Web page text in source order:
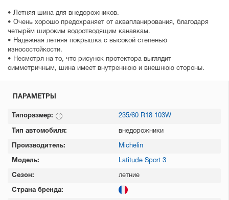
• Летняя шина для внедорожников.
• Очень хорошо предохраняет от аквапланирования, благодаря
четырём широким водоотводящим канавкам.
• Надежная летняя покрышка с высокой степенью
износостойкости.
• Несмотря на то, что рисунок протектора выглядит
симметричным, шина имеет внутреннюю и внешнюю стороны.
ПАРАМЕТРЫ
Типоразмер: 235/60 R18 103W
Тип автомобиля: внедорожники
Производитель: Michelin
Модель: Latitude Sport 3
Сезон: летние
Страна бренда: